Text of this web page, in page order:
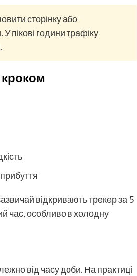
сторінку або
пікові години трафіку
відкривають трекер за 5
час, особливо в холодну
від часу доби. На практиці